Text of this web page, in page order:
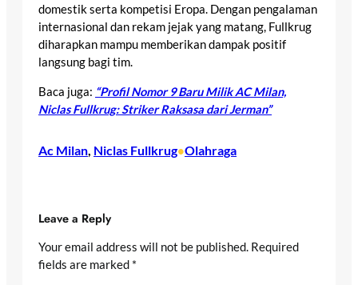
domestik serta kompetisi Eropa. Dengan pengalaman
internasional dan rekam jejak yang matang, Fullkrug
diharapkan mampu memberikan dampak positif
langsung bagi tim.
Baca juga: “Profil Nomor 9 Baru Milik AC Milan,
Niclas Fullkrug: Striker Raksasa dari Jerman”
Ac Milan, Niclas Fullkrug•Olahraga
Leave a Reply
Your email address will not be published. Required
fields are marked *